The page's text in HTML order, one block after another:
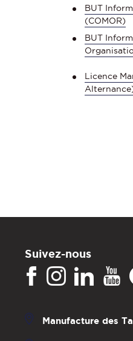
BUT
(COMOR)
BUT
Licence
Suivez-nous
Manufacture des